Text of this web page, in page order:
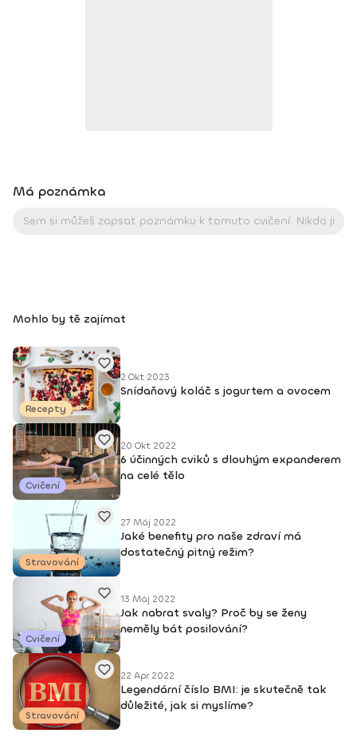
Má poznámka
Mohlo by tě zajímat
Recepty
2 Okt 2023
Snídaňový koláč s jogurtem a ovocem
Cvičení
20 Okt 2022
6 účinných cviků s dlouhým expanderem
na celé tělo
Stravování
27 Máj 2022
Jaké benefity pro naše zdraví má
dostatečný pitný režim?
Cvičení
13 Máj 2022
Jak nabrat svaly? Proč by se ženy
neměly bát posilování?
Stravování
22 Apr 2022
Legendární číslo BMI: je skutečně tak
důležité, jak si myslíme?